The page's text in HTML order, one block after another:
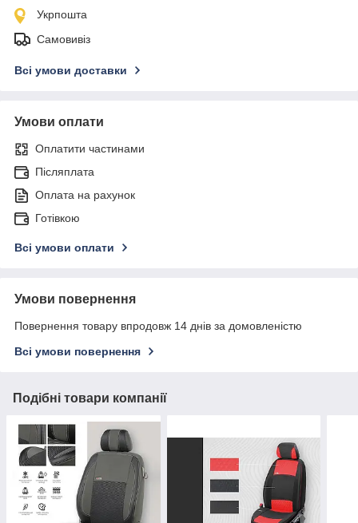
Укрпошта
Самовивіз
Всі умови доставки
Умови оплати
Оплатити частинами
Післяплата
Оплата на рахунок
Готівкою
Всі умови оплати
Умови повернення
Повернення товару впродовж 14 днів за домовленістю
Всі умови повернення
Подібні товари компанії